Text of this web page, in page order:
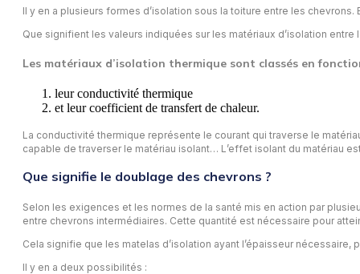
Il y en a plusieurs formes d’isolation sous la toiture entre les
Que signifient les valeurs indiquées sur les matériaux d’isolation entre
Les matériaux d’isolation thermique sont classés en
leur conductivité thermique
et leur coefficient de transfert de chaleur.
La conductivité thermique représente le courant qui traverse le
capable de traverser le matériau isolant… L’effet isolant du matériau
Que signifie le doublage des chevrons ?
Selon les exigences et les normes de la santé mis en action par
entre chevrons intermédiaires. Cette quantité est nécessaire pour
Cela signifie que les matelas d’isolation ayant l’épaisseur
Il y en a deux possibilités :